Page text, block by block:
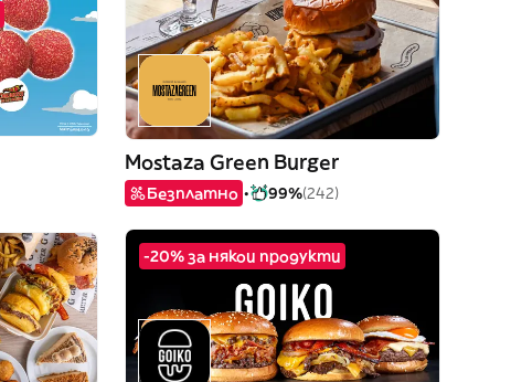
Mostaza Green Burger
Безплатно 99%(242)
-20% за някои продукти